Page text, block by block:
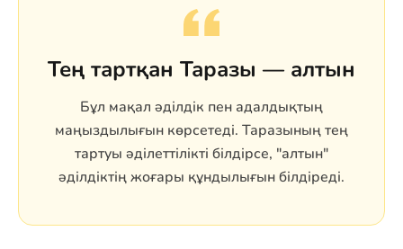
Тең тартқан Таразы — алтын
Бұл мақал әділдік пен адалдықтың
маңыздылығын көрсетеді. Таразының тең
тартуы әділеттілікті білдірсе, "алтын"
әділдіктің жоғары құндылығын білдіреді.